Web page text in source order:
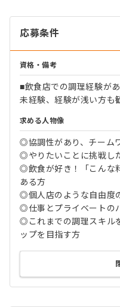
応募条件
資格・備考
■飲食店での調理経験が
未経験、経験が浅い方も
求める人物像
◎協調性があり、チーム
◎やりたいことに挑戦し
◎飲食が好き！「こんな
ある方
◎個人店のような自由度
◎仕事とプライベートの
◎これまでの調理スキル
ップを目指す方